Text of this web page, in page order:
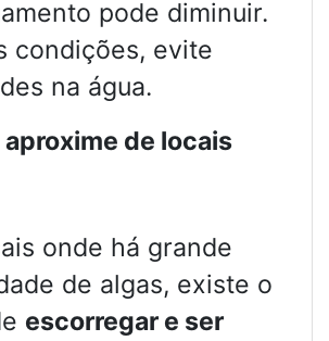
pode diminuir.
condições, evite
na água.
aproxime de locais
onde há grande
de algas, existe o
escorregar e ser